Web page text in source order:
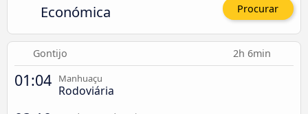
Económica Procurar
Gontijo 2h 6min
01:04 Manhuaçu
Rodoviária